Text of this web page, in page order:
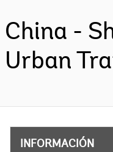
China -
Urban
INFORMACIÓN